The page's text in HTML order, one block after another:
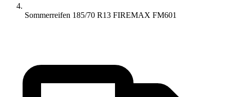
Sommerreifen 185/70 R13 FIREMAX FM601